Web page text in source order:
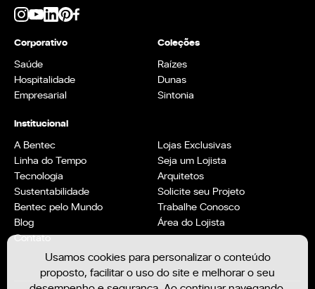
Usamos cookies para personalizar o conteúdo
proposto, facilitar o uso do site e melhorar o seu
Corporativo
Saúde
Hospitalidade
Empresarial
Coleções
Raízes
Dunas
Sintonia
Institucional
A Bentec
Linha do Tempo
Tecnologia
Sustentabilidade
Bentec pelo Mundo
Blog
Contato
Lojas Exclusivas
Seja um Lojista
Arquitetos
Solicite seu Projeto
Trabalhe Conosco
Área do Lojista